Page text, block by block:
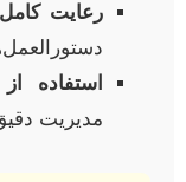
رعایت
استفاده
مدیریت